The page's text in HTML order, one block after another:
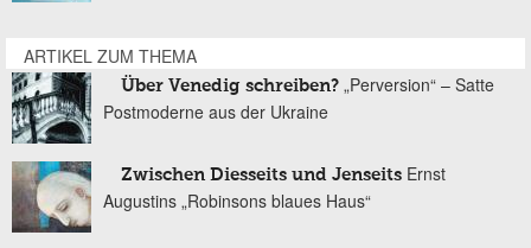
ARTIKEL ZUM THEMA
Über Venedig schreiben? „Perversion“ – Satte
Postmoderne aus der Ukraine
Zwischen Diesseits und Jenseits Ernst
Augustins „Robinsons blaues Haus“